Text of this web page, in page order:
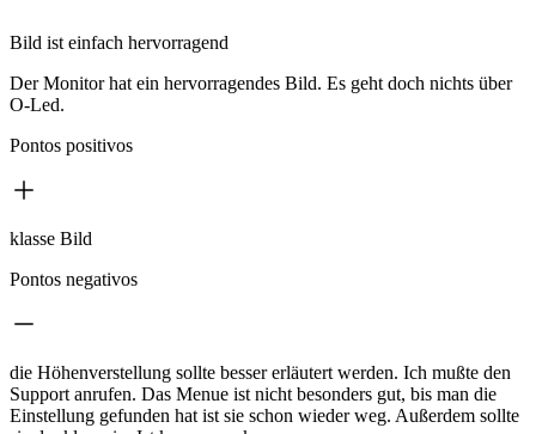
Bild ist einfach hervorragend
Der Monitor hat ein hervorragendes Bild. Es geht doch nichts über
O-Led.
Pontos positivos
klasse Bild
Pontos negativos
die Höhenverstellung sollte besser erläutert werden. Ich mußte den
Support anrufen. Das Menue ist nicht besonders gut, bis man die
Einstellung gefunden hat ist sie schon wieder weg. Außerdem sollte